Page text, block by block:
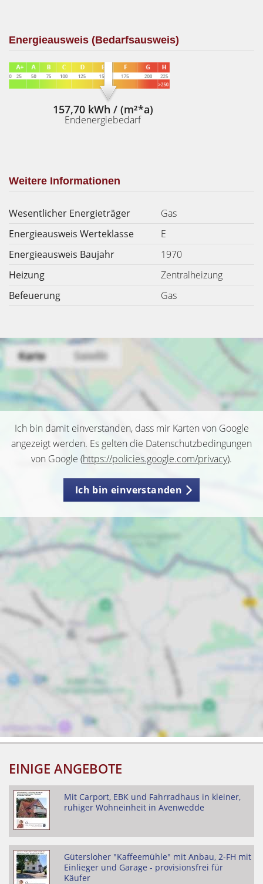
Energieausweis (Bedarfsausweis)
157,70 kWh / (m²*a)
Endenergiebedarf
Weitere Informationen
Wesentlicher Energieträger
Gas
Energieausweis Werteklasse
E
Energieausweis Baujahr
1970
Heizung
Zentralheizung
Befeuerung
Gas
Ich bin damit einverstanden, dass mir Karten von Google
angezeigt werden. Es gelten die Datenschutzbedingungen
von Google (https://policies.google.com/privacy).
Ich bin einverstanden
EINIGE ANGEBOTE
Mit Carport, EBK und Fahrradhaus in kleiner,
ruhiger Wohneinheit in Avenwedde
Gütersloher "Kaffeemühle" mit Anbau, 2-FH mit
Einlieger und Garage - provisionsfrei für
Käufer